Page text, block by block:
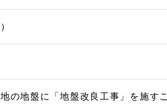
の地盤に「地盤改良工事」を施す